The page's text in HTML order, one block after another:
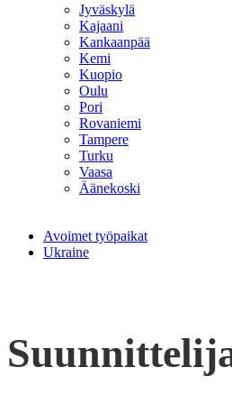
Jyväskylä
Kajaani
Kankaanpää
Kemi
Kuopio
Oulu
Pori
Rovaniemi
Tampere
Turku
Vaasa
Äänekoski
Avoimet työpaikat
Ukraine